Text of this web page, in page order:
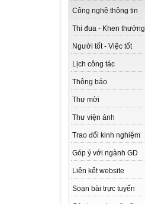
Công nghệ thông tin
Thi đua - Khen thưởng
Người tốt - Việc tốt
Lịch công tác
Thông báo
Thư mời
Thư viện ảnh
Trao đổi kinh nghiệm
Góp ý với ngành GD
Liên kết website
Soạn bài trực tuyến